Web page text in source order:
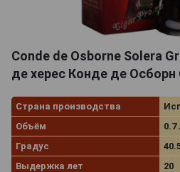
Conde de Osborne Solera
де херес Конде де Осборн
Страна производства
Объём
0.7
Градус
Выдержка лет
20